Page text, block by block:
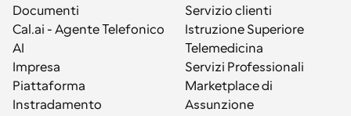
Documenti
Cal.ai - Agente Telefonico
AI
Impresa
Piattaforma
Instradamento
Servizio clienti
Istruzione Superiore
Telemedicina
Servizi Professionali
Marketplace di
Assunzione